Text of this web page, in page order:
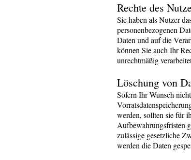
Rechte des
Sie haben als Nutzer
personenbezogenen
Daten und auf die
können Sie auch Ihr
unrechtmäßig
Löschung von
Sofern Ihr Wunsch
werden, sollten sie für
Aufbewahrungsfristen
zulässige gesetzliche
werden die Daten